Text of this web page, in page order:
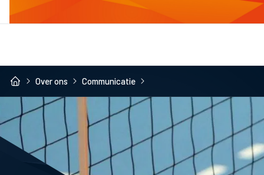
Over ons Communicatie